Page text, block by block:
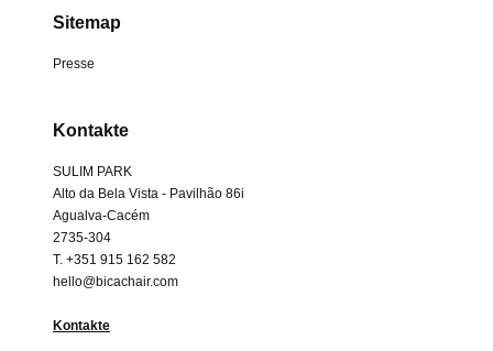
Sitemap
Presse
Kontakte
SULIM PARK
Alto da Bela Vista - Pavilhão 86i
Agualva-Cacém
2735-304
T. +351 915 162 582
hello@bicachair.com
Kontakte